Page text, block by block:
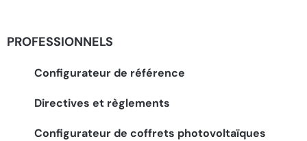
PROFESSIONNELS
Configurateur de référence
Directives et règlements
Configurateur de coffrets photovoltaïques